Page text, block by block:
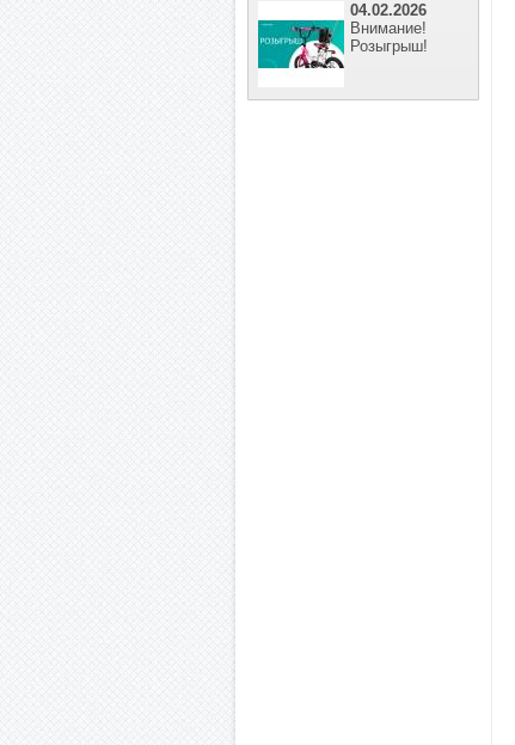
04.02.2026
Внимание!
Розыгрыш!